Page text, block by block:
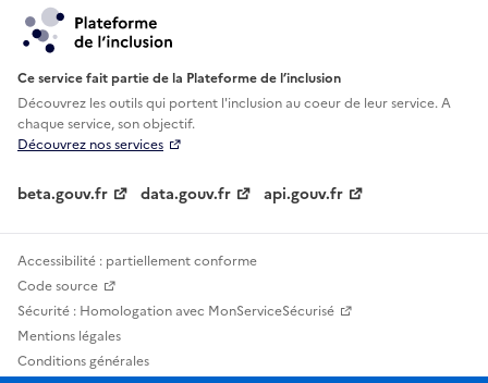
Ce service fait partie de la Plateforme de l’inclusion
Découvrez les outils qui portent l'inclusion aucoeur de leur service. A
chaque service, son objectif.
Découvrez nos services
beta.gouv.fr data.gouv.fr api.gouv.fr
Accessibilité : partiellement conforme
Code source
Sécurité : Homologation avec MonServiceSécurisé
Mentions légales
Conditions générales